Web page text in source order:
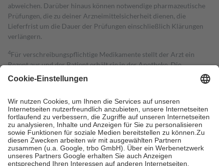
abweichen. Darüber hinaus können notwendige pharmazeutische
Prüfungen, die zu deiner Arzneimittelsicherheit dienen, die
Lieferfrist um die Dauer der Prüfungen einschließlich Klärungen
verlängern.
4Für verschreibungspflichtige Medikamente stellt der Arzt ein
Rezept aus und der Patient erhält sie in der Apotheke. Die
gesetzliche Krankenversicherung übernimmt in der Regel die
Kosten dafür, der Versicherte trägt einen Teil davon als Zuzahlung
Grundsätzlich leisten Mitglieder Zuzahlungen in Höhe von zehn
Prozent des Abgabepreises,mindestens jedochfünf Euround
höchstens zehn Euro.Es sind jedoch nie mehr als die tatsächlichen
Kosten der Leistung zu entrichten.
Diese Regeln gelten grundsätzlich auch für Online-Apotheken.
Bei Heilmitteln und häuslicher Krankenpflege beträgt die